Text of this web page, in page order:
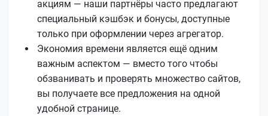
акциям — наши партнёры часто предлагают
специальный кэшбэк и бонусы, доступные
только при оформлении через агрегатор.
Экономия времени является ещё одним
важным аспектом — вместо того чтобы
обзванивать и проверять множество сайтов,
вы получаете все предложения на одной
удобной странице.